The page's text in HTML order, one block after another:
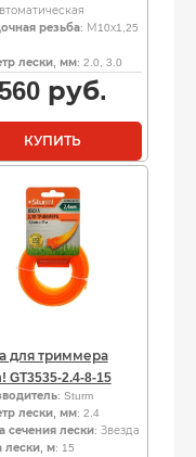
резьба: М10х1,25
лески, мм: 2.0, 3.0
руб.
КУПИТЬ
для триммера
GT3535-2.4-8-15
: Sturm
лески, мм: 2.4
сечения лески: Звезда
лески, м: 15